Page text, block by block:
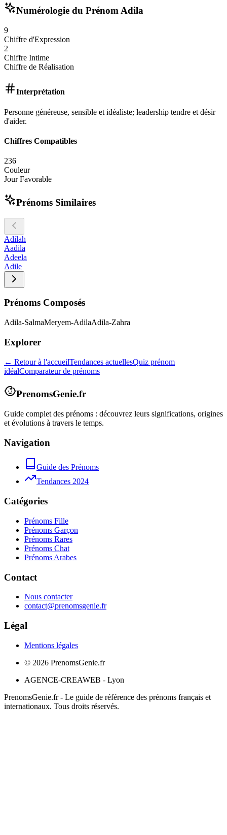
Numérologie du PrénomAdila
9
Chiffre d'Expression
2
Chiffre Intime
Chiffre de Réalisation
Interprétation
Personne généreuse, sensible et idéaliste; leadership tendre et désir
d'aider.
Chiffres Compatibles
236
Couleur
Jour Favorable
Prénoms Similaires
Adilah
Aadila
Adeela
Adile
Prénoms Composés
Adila-SalmaMeryem-AdilaAdila-Zahra
Explorer
← Retour à l'accueilTendances actuellesQuiz prénom
idéalComparateur de prénoms
PrenomsGenie.fr
Guide complet des prénoms : découvrez leurs significations, origines
et évolutions à travers le temps.
Navigation
Guide des Prénoms
Tendances 2024
Catégories
Prénoms Fille
Prénoms Garçon
Prénoms Rares
Prénoms Chat
Prénoms Arabes
Contact
Nous contacter
contact@prenomsgenie.fr
Légal
Mentions légales
© 2026 PrenomsGenie.fr
AGENCE-CREAWEB - Lyon
PrenomsGenie.fr - Le guide de référence des prénoms français et
internationaux. Tous droits réservés.